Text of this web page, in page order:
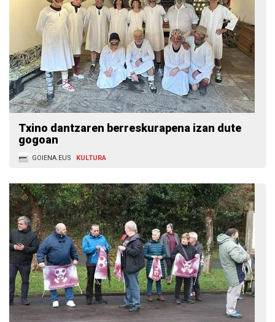
Txino dantzaren berreskurapena izan dute
gogoan
GOIENA.EUS KULTURA